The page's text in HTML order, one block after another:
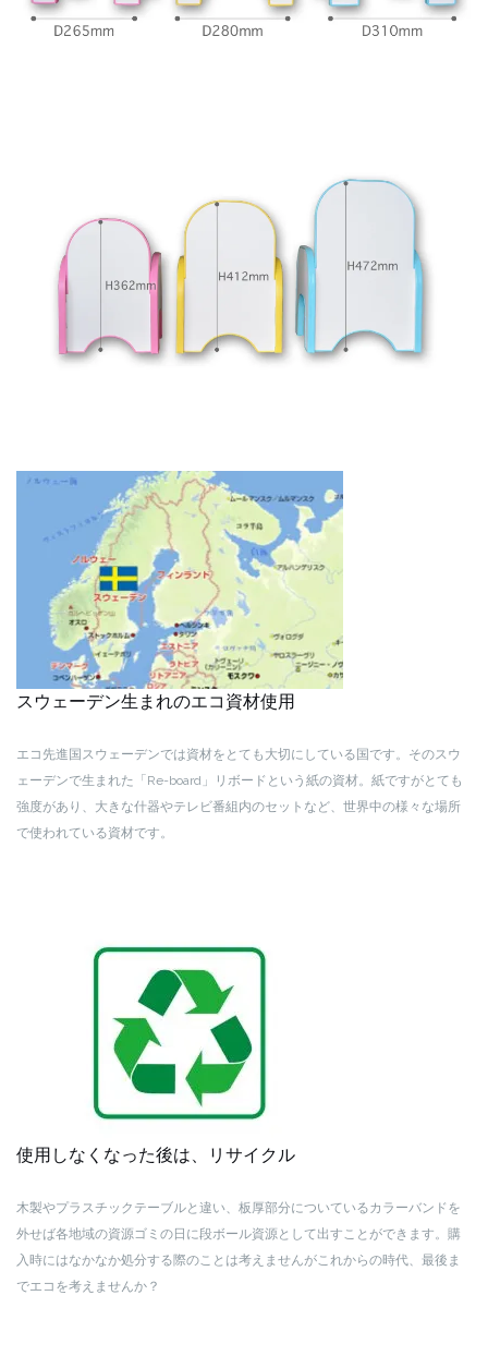
スウェーデン生まれのエコ資材使用
エコ先進国スウェーデンでは資材をとても大切にしている国です。そのスウ
ェーデンで生まれた「Re-board」リボードという紙の資材。紙ですがとても
強度があり、大きな什器やテレビ番組内のセットなど、世界中の様々な場所
で使われている資材です。
使用しなくなった後は、リサイクル
木製やプラスチックテーブルと違い、板厚部分についているカラーバンドを
外せば各地域の資源ゴミの日に段ボール資源として出すことができます。購
入時にはなかなか処分する際のことは考えませんがこれからの時代、最後ま
でエコを考えませんか？